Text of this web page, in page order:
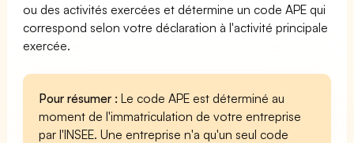
ou des activités exercées et détermine un code APE qui
correspond selon votre déclaration à l'activité principale
exercée.
Pour résumer : Le code APE est déterminé au
moment de l'immatriculation de votre entreprise
par l'INSEE. Une entreprise n'a qu'un seul code